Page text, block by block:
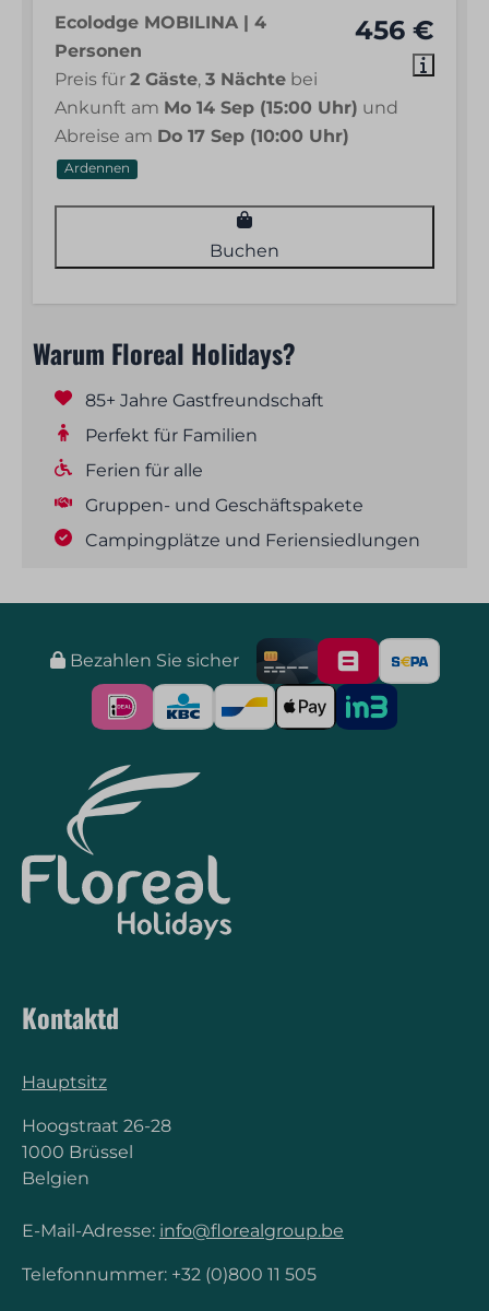
Handtücher
Duschgel und Shampoo
Haartrockner
Küchentücher
Kaffeefilter oder Kapseln (je nach Gerät)
Grundvorrat wie Salz, Pfeffer und Öl
Kinderfreundliche Einrichtungen
Hochstuhl (auf Anfrage)
Kindersichere Steckdosen
Laufstall
Unterhaltung
Wi-Fi
Flachbildfernseher
Gartenmöbel
Sonnenschirm
Parken: 1
Waschen und Trocknen
Wäscherei im Hotel oder Campingplatz
Trockner
Heizung und Kühlung
Feuerlöscher
456 €
Ecolodge MOBILINA | 4
Personen
Preis für 2 Gäste, 3 Nächte bei
Ankunft am Mo 14 Sep (15:00 Uhr) und
Abreise am Do 17 Sep (10:00 Uhr)
Ardennen
Buchen
Warum Floreal Holidays?
85+ Jahre Gastfreundschaft
Perfekt für Familien
Ferien für alle
Gruppen- und Geschäftspakete
Campingplätze und Feriensiedlungen
Bezahlen Sie sicher
Kontaktd
Hauptsitz
Hoogstraat 26-28
1000 Brüssel
Belgien
E-Mail-Adresse: info@florealgroup.be
Telefonnummer: +32 (0)800 11 505